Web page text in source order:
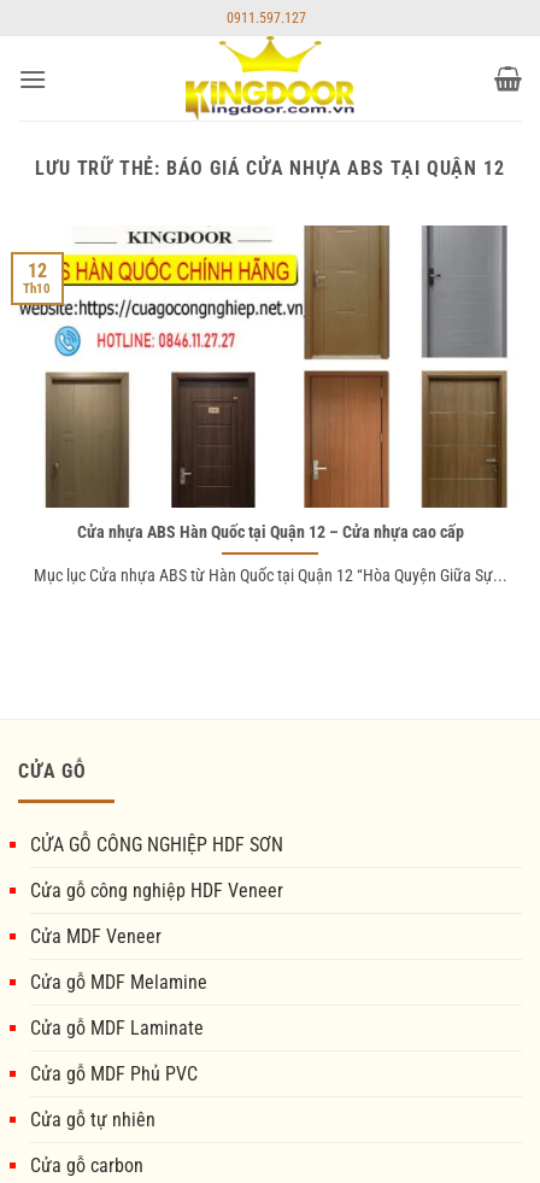
nội
0911.597.127
LƯU TRỮ THẺ: BÁO GIÁ CỬA NHỰA ABS TẠI QUẬN 12
Cửa nhựa ABS Hàn Quốc tại Quận 12 – Cửa nhựa cao cấp
Mục lục Cửa nhựa ABS từ Hàn Quốc tại Quận 12 “Hòa Quyện Giữa Sự...
12
Th10
CỬA GỖ
CỬA GỖ CÔNG NGHIỆP HDF SƠN
Cửa gỗ công nghiệp HDF Veneer
Cửa MDF Veneer
Cửa gỗ MDF Melamine
Cửa gỗ MDF Laminate
Cửa gỗ MDF Phủ PVC
Cửa gỗ tự nhiên
Cửa gỗ carbon